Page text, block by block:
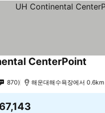
CenterPoint
870 해운대해수욕장에서 0.6km